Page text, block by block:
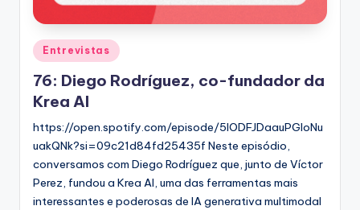
Posted
in
Entrevistas
76: Diego Rodríguez, co-fundador da
Krea AI
https://open.spotify.com/episode/5lODFJDaauPGloNu
uakQNk?si=09c21d84fd25435f Neste episódio,
conversamos com Diego Rodríguez que, junto de Víctor
Perez, fundou a Krea AI, uma das ferramentas mais
interessantes e poderosas de IA generativa multimodal